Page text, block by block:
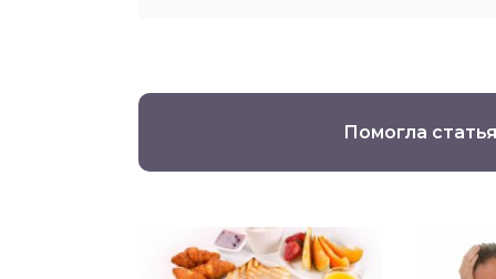
Помогла